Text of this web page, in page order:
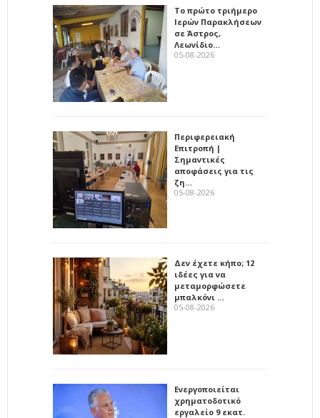
Το πρώτο τριήμερο
Ιερών Παρακλήσεων
σε Άστρος,
Λεωνίδιο…
05-08-2026
Περιφερειακή
Επιτροπή |
Σημαντικές
αποφάσεις για τις
ζη…
05-08-2026
Δεν έχετε κήπο; 12
ιδέες για να
μεταμορφώσετε
μπαλκόνι …
05-08-2026
Ενεργοποιείται
χρηματοδοτικό
εργαλείο 9 εκατ.